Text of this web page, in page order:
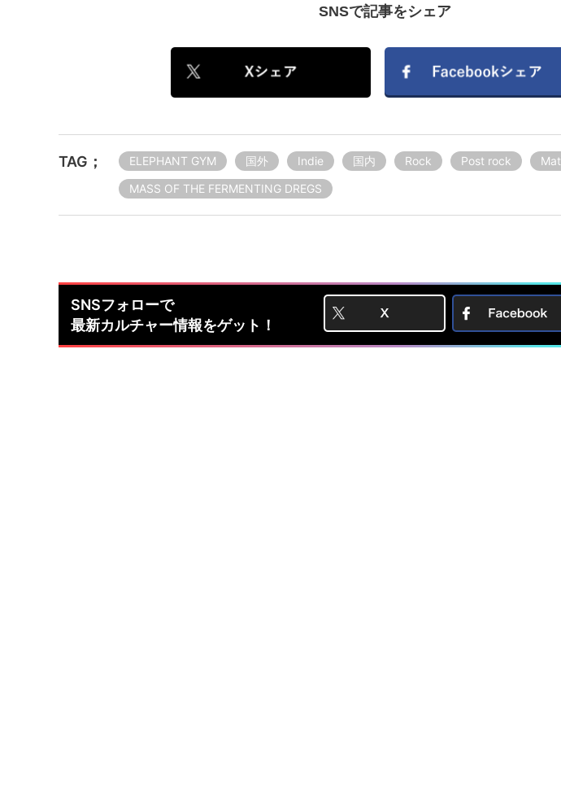
SNSで記事をシェア
TAG； ELEPHANT GYM 国外 Indie 国内 Rock Post rock
MASS OF THE FERMENTING DREGS
SNSフォローで
最新カルチャー情報をゲット！